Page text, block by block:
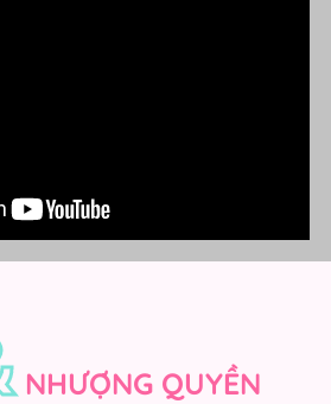
NHƯỢNG QUYỀN